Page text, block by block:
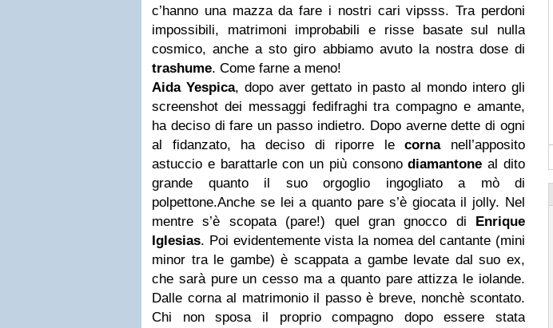
c’hanno una mazza da fare i nostri cari vipsss. Tra perdoni
impossibili, matrimoni improbabili e risse basate sul nulla
cosmico, anche a sto giro abbiamo avuto la nostra dose di
trashume. Come farne a meno!
Aida Yespica, dopo aver gettato in pasto al mondo intero gli
screenshot dei messaggi fedifraghi tra compagno e amante,
ha deciso di fare un passo indietro. Dopo averne dette di ogni
al fidanzato, ha deciso di riporre lecornanell’apposito
astuccio e barattarle con un più consonodiamantone al dito
grande quanto il suo orgoglio ingogliato a mò di
polpettone.Anche se lei a quanto pare s’è giocata il jolly. Nel
mentre s’è scopata (pare!) quel gran gnocco di Enrique
Iglesias. Poi evidentemente vista la nomea del cantante (mini
minor tra le gambe) è scappata a gambe levate dal suo ex,
che sarà pure un cesso ma a quanto pare attizza le iolande.
Dalle corna al matrimonio il passo è breve, nonchè scontato.
Chi non sposa il proprio compagno dopo essere stata